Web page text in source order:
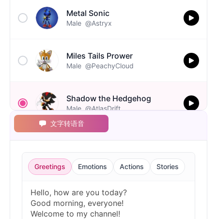
Metal Sonic
Male @Astryx
Miles Tails Prower
Male @PeachyCloud
Shadow the Hedgehog
Male @AtlasDrift
Silver the Hedgehog
Male @BlueWillow
Male @Cheeky_Lad
文字转语音
Greetings Emotions Actions Stories